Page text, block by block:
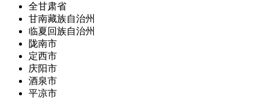
全甘肃省
甘南藏族自治州
临夏回族自治州
陇南市
定西市
庆阳市
酒泉市
平凉市